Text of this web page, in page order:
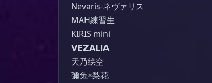
Nevaris-ネヴァリス
MAH練習生
KIRIS mini
𝗩𝗘𝗭𝗔𝗟𝗶𝗔
天乃絵空
彌兔×梨花